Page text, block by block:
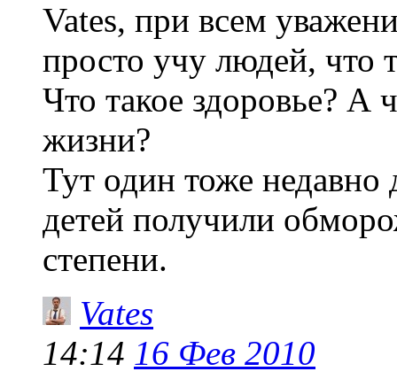
Vates, при всем
просто учу людей, что
Что такое здоровье? А
жизни?
Тут один тоже
детей получили
степени.
Vates
14:14 16 Фев 2010